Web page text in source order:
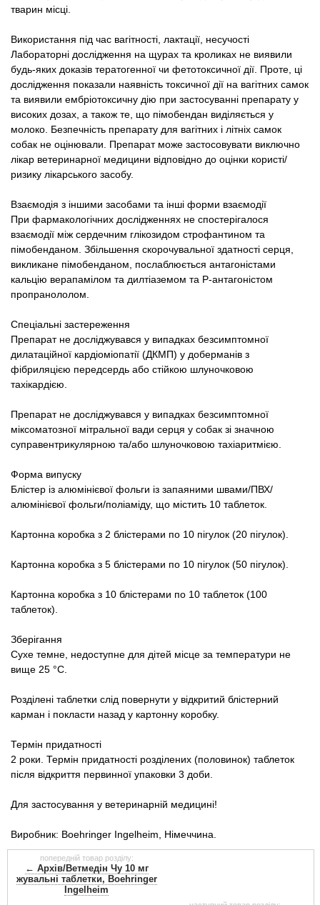
тварин місці.
Використання під час вагітності, лактації, несучості
Лабораторні дослідження на щурах та кроликах не виявили
будь-яких доказів тератогенної чи фетотоксичної дії. Проте, ці
дослідження показали наявність токсичної дії на вагітних самок
та виявили ембріотоксичну дію при застосуванні препарату у
високих дозах, а також те, що пімобендан виділяється у
молоко. Безпечність препарату для вагітних і літніх самок
собак не оцінювали. Препарат може застосовувати виключно
лікар ветеринарної медицини відповідно до оцінки користі/
ризику лікарського засобу.
Взаємодія з іншими засобами та інші форми взаємодії
При фармакологічних дослідженнях не спостерігалося
взаємодії між сердечним глікозидом строфантином та
пімобенданом. Збільшення скорочувальної здатності серця,
викликане пімобенданом, послаблюється антагоністами
кальцію верапамілом та дилтіаземом та Р-антагоністом
пропранололом.
Спеціальні застереження
Препарат не досліджувався у випадках безсимптомної
дилатаційної кардіоміопатії (ДКМП) у доберманів з
фібриляцією передсердь або стійкою шлуночковою
тахікардією.
Препарат не досліджувався у випадках безсимптомної
міксоматозної мітральної вади серця у собак зі значною
суправентрикулярною та/або шлуночковою тахіаритмією.
Форма випуску
Блістер із алюмінієвої фольги із запаяними швами/ПВХ/
алюмінієвої фольги/поліаміду, що містить 10 таблеток.
Картонна коробка з 2 блістерами по 10 пігулок (20 пігулок).
Картонна коробка з 5 блістерами по 10 пігулок (50 пігулок).
Картонна коробка з 10 блістерами по 10 таблеток (100
таблеток).
Зберігання
Сухе темне, недоступне для дітей місце за температури не
вище 25 °С.
Розділені таблетки слід повернути у відкритий блістерний
карман і покласти назад у картонну коробку.
Термін придатності
2 роки. Термін придатності розділених (половинок) таблеток
після відкриття первинної упаковки 3 доби.
Для застосування у ветеринарній медицині!
Виробник: Boehringer Ingelheim, Німеччина.
попередній товар розділу:
← Архів/Ветмедін Чу 10 мг
жувальні таблетки, Boehringer
Ingelheim